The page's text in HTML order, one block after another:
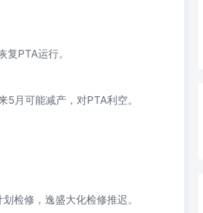
PTA运行。
5月可能减产，对PTA利空。
检修，逸盛大化检修推迟。